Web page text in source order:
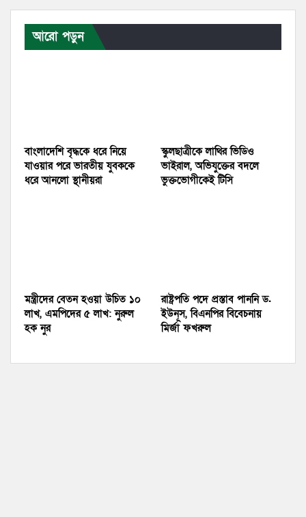
আরো পড়ুন
বাংলাদেশি বৃদ্ধকে ধরে নিয়ে
যাওয়ার পরে ভারতীয় যুবককে
ধরে আনলো স্থানীয়রা
স্কুলছাত্রীকে লাথির ভিডিও
ভাইরাল, অভিযুক্তের বদলে
ভুক্তভোগীকেই টিসি
মন্ত্রীদের বেতন হওয়া উচিত ১০
লাখ, এমপিদের ৫ লাখ: নুরুল
হক নুর
রাষ্ট্রপতি পদে প্রস্তাব পাননি ড.
ইউনূস, বিএনপির বিবেচনায়
মির্জা ফখরুল